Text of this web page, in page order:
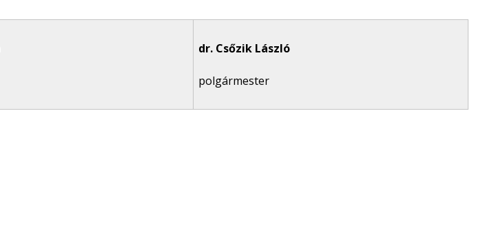
dr. Csőzik László
polgármester